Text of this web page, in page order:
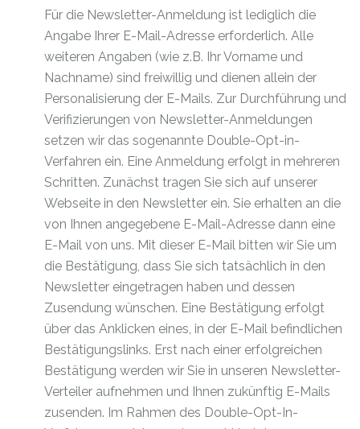
Für die Newsletter-Anmeldung ist lediglich die
Angabe Ihrer E-Mail-Adresse erforderlich. Alle
weiteren Angaben (wie z.B. Ihr Vorname und
Nachname) sind freiwillig und dienen allein der
Personalisierung der E-Mails. Zur Durchführung und
Verifizierungen von Newsletter-Anmeldungen
setzen wir das sogenannte Double-Opt-in-
Verfahren ein. Eine Anmeldung erfolgt in mehreren
Schritten. Zunächst tragen Sie sich auf unserer
Webseite in den Newsletter ein. Sie erhalten an die
von Ihnen angegebene E-Mail-Adresse dann eine
E-Mail von uns. Mit dieser E-Mail bitten wir Sie um
die Bestätigung, dass Sie sich tatsächlich in den
Newsletter eingetragen haben und dessen
Zusendung wünschen. Eine Bestätigung erfolgt
über das Anklicken eines, in der E-Mail befindlichen
Bestätigungslinks. Erst nach einer erfolgreichen
Bestätigung werden wir Sie in unseren Newsletter-
Verteiler aufnehmen und Ihnen zukünftig E-Mails
zusenden. Im Rahmen des Double-Opt-In-